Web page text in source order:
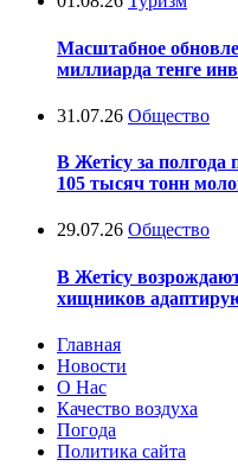
Масштабное
миллиарда тенге
31.07.26 Общество
В Жетісу за полгода
105 тысяч тонн
29.07.26 Общество
В Жетісу
хищников
Главная
Новости
О Нас
Качество воздуха
Погода
Политика сайта